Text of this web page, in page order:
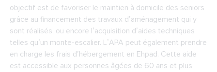
objectif est de favoriser le maintien à domicile des seniors
grâce au financement des travaux d’aménagement qui y
sont réalisés, ou encore l’acquisition d’aides techniques
telles qu’un monte-escalier. L’APA peut également prendre
en charge les frais d’hébergement en Ehpad. Cette aide
est accessible aux personnes âgées de 60 ans et plus